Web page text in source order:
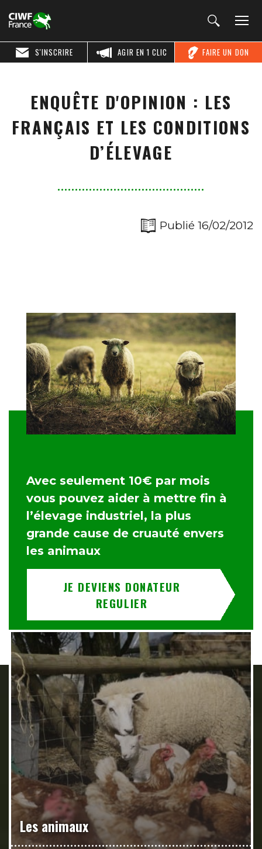
FAIRE UN DON
AGIR EN 1 CLIC
S'INSCRIRE
ENQUÊTE D'OPINION : LES
FRANÇAIS ET LES CONDITIONS
D’ÉLEVAGE
Publié 16/02/2012
Avec seulement 10€ par mois
vous pouvez aider à mettre fin à
l’élevage industriel, la plus
grande cause de cruauté envers
les animaux
JE DEVIENS DONATEUR
REGULIER
Les animaux